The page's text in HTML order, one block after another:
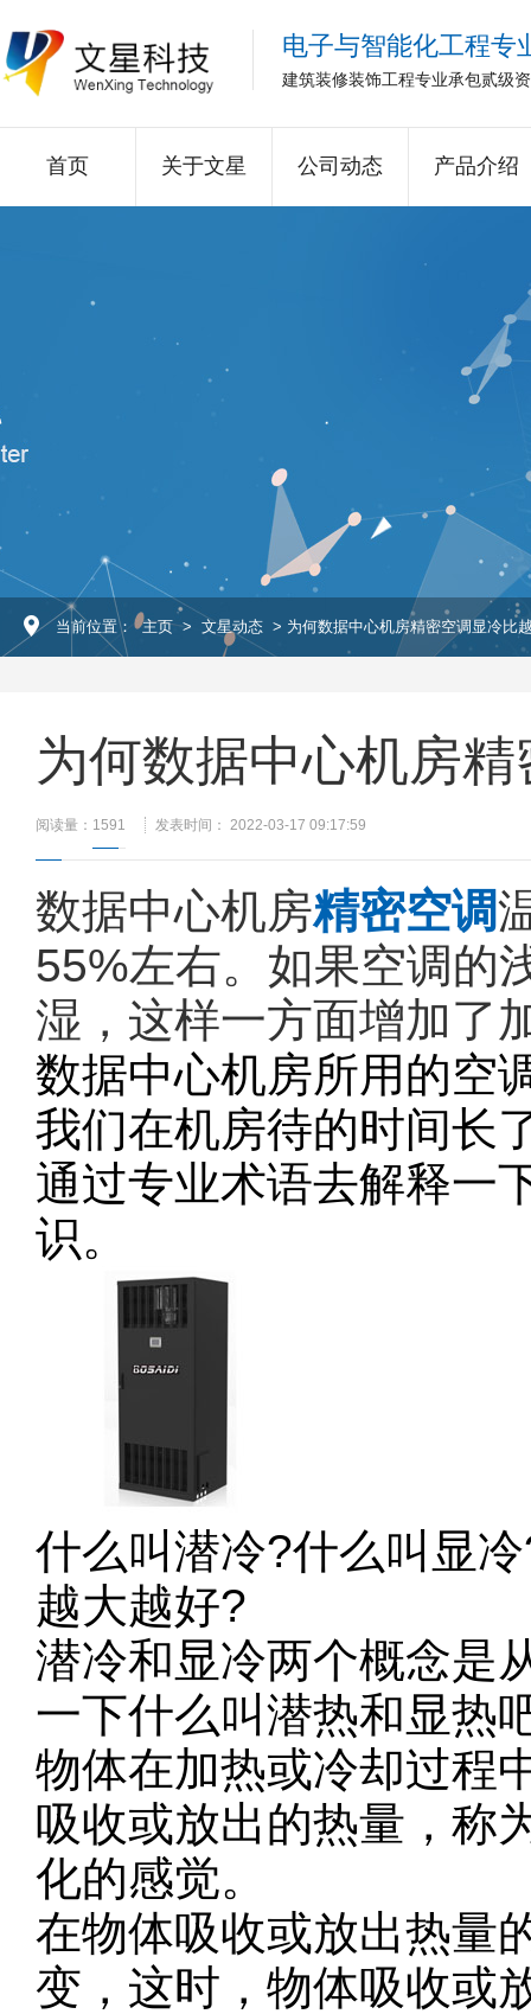
电子与智能化工程专
建筑装修装饰工程专业承包贰级
首页 关于文星 公司动态 产品介绍
当前位置： 主页 > 文星动态 > 为何数据中心机房精密空调显冷比
为何数据中心机房
阅读量： 1591 发表时间： 2022-03-17 09:17:59
数据中心机房精密空调
55%左右。如果空调的
湿，这样一方面增加了
数据中心机房所用的空
我们在机房待的时间长
通过专业术语去解释一
识。
什么叫潜冷?什么叫显
越大越好?
潜冷和显冷两个概念是
一下什么叫潜热和显热
物体在加热或冷却过程
吸收或放出的热量，称
化的感觉。
在物体吸收或放出热量
变，这时，物体吸收或